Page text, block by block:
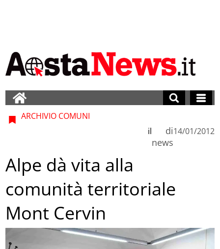
ARCHIVIO COMUNI
di
news
il 14/01/2012
Alpe dà vita alla
comunità territoriale
Mont Cervin